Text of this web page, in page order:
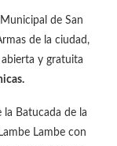
de San
de la ciudad,
y gratuita
Batucada de la
Lambe con